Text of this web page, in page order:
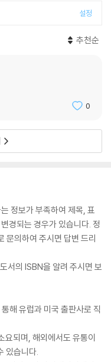
설정
추천순
0
정보가 부족하여 제목, 표
경되는 경우가 있습니다. 정
문의하여 주시면 답변 드리
서의 ISBN을 알려 주시면 보
해 유럽과 미국 출판사로 직
되며, 해외에서도 유통이
있습니다.